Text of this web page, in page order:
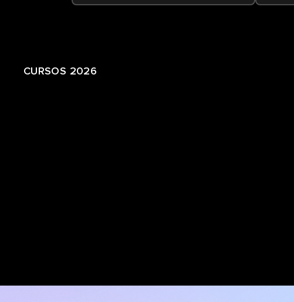
CURSOS 2026